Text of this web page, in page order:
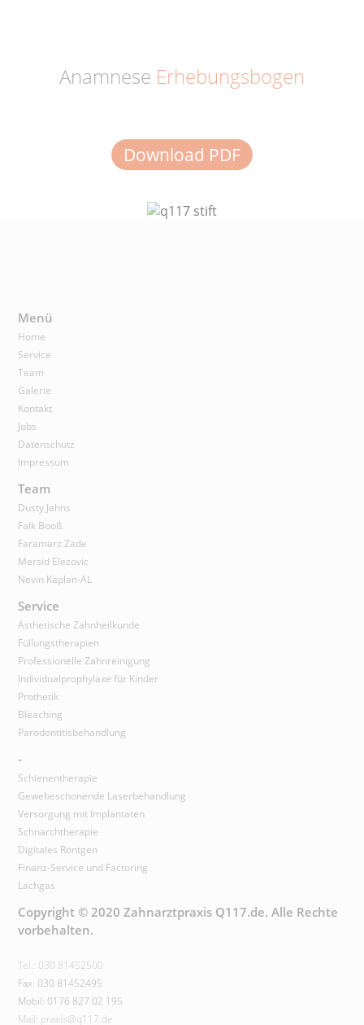
Anamnese Erhebungsbogen
Download PDF
Menü
Home
Service
Team
Galerie
Kontakt
Jobs
Datenschutz
Impressum
Team
Dusty Jahns
Falk Booß
Faramarz Zade
Mersid Elezovic
Nevin Kaplan-AL
Service
Ästhetische Zahnheilkunde
Füllungstherapien
Professionelle Zahnreinigung
Individualprophylaxe für Kinder
Prothetik
Bleaching
Parodontitisbehandlung
-
Schienentherapie
Gewebeschonende Laserbehandlung
Versorgung mit Implantaten
Schnarchtherapie
Digitales Röntgen
Finanz-Service und Factoring
Lachgas
Copyright © 2020 Zahnarztpraxis Q117.de. Alle Rechte
vorbehalten.
Tel.: 030 81452500
Fax: 030 81452495
Mobil: 0176 827 02 195
Mail: praxis@q117.de